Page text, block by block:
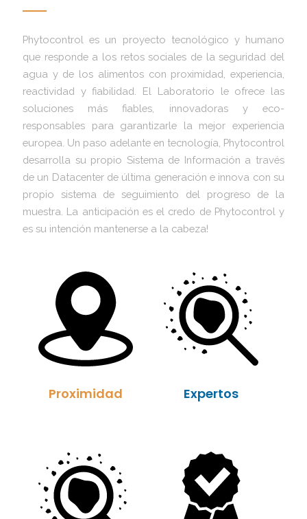
Phytocontrol es un proyecto tecnológico y humano
que responde a los retos sociales de la seguridad del
agua y de los alimentos con proximidad, experiencia,
reactividad y fiabilidad. El Laboratorio le ofrece las
soluciones más fiables, innovadoras y eco-
responsables para garantizarle la mejor experiencia
europea. Un paso adelante en tecnología, Phytocontrol
desarrolla su propio Sistema de Información a través
de un Datacenter de última generación e innova con su
propio sistema de seguimiento del progreso de la
muestra. La anticipación es el credo de Phytocontrol y
es su intención mantenerse a la cabeza!
Proximidad Expertos